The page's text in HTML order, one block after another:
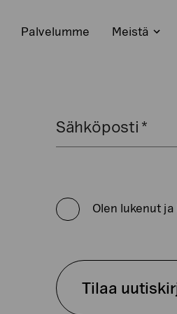
Palvelumme
Meistä
Sähköposti
Policy
*
Olen lukenut
Email
ja
tulee
Tilaa